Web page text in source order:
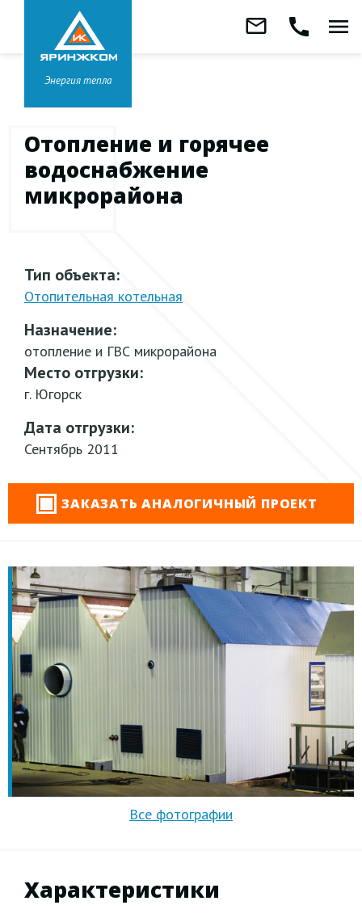
Заказать
Звонок бесплатный
8 800 333-99-01
Головной офис вЯрославле
+7 (4852) 67-96-00
Энергия тепла
mail_outline call menu
Отопление и горячее
водоснабжение
микрорайона
Тип объекта:
Отопительная котельная
Назначение:
отопление и ГВС микрорайона
Место отгрузки:
г. Югорск
Дата отгрузки:
Сентябрь 2011
ЗАКАЗАТЬ АНАЛОГИЧНЫЙ ПРОЕКТ
Характеристики